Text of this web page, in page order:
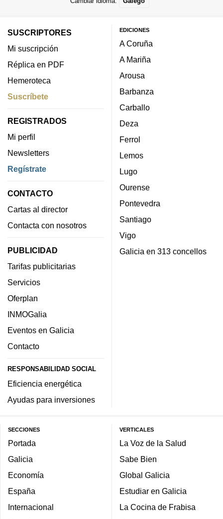
SUSCRIPTORES
Mi suscripción
Réplica en PDF
Hemeroteca
Suscríbete
REGISTRADOS
Mi perfil
Newsletters
Regístrate
CONTACTO
Cartas al director
Contacta con nosotros
PUBLICIDAD
Tarifas publicitarias
Servicios
Oferplan
INMOGalia
Eventos en Galicia
Contacto
RESPONSABILIDAD SOCIAL
Eficiencia energética
Ayudas para inversiones
EDICIONES
A Coruña
A Mariña
Arousa
Barbanza
Carballo
Deza
Ferrol
Lemos
Lugo
Ourense
Pontevedra
Santiago
Vigo
Galicia en 313 concellos
SECCIONES
Portada
Galicia
Economía
España
Internacional
VERTICALES
La Voz de la Salud
Sabe Bien
Global Galicia
Estudiar en Galicia
La Cocina de Frabisa